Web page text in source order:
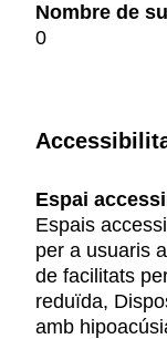
Nombre de
0
Espai
Espais
per a usuaris
de facilitats
reduïda,
amb